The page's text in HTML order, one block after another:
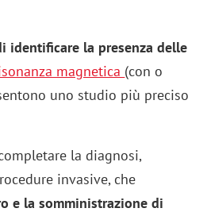
identificare la presenza delle
magnetica (con o
uno studio più preciso
la diagnosi,
invasive, che
e la somministrazione di